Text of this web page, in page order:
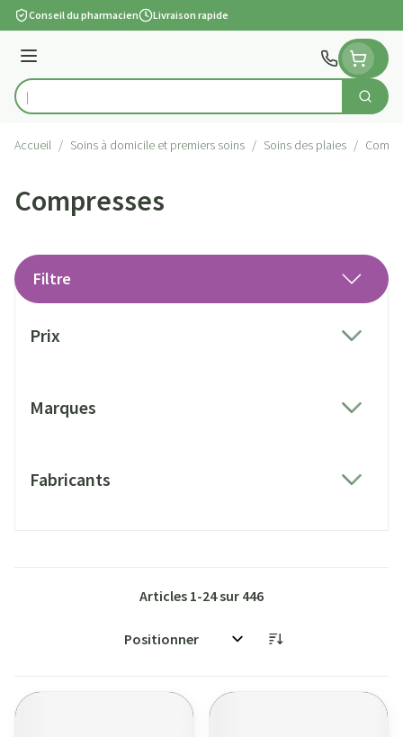
Aller au contenu
Conseil du pharmacien Livraison rapide
Menu
Rechercher
Accueil / Soins à domicile et premiers soins / Soins des plaies /
Compresses
Filtre
Prix
Marques
Fabricants
Articles 1-24sur 446
Trier par: